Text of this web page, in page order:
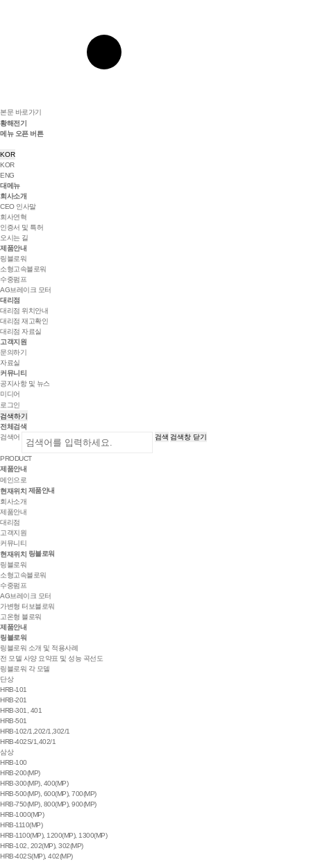
본문 바로가기
황해전기
메뉴 오픈 버튼
KOR
KOR
ENG
대메뉴
회사소개
CEO 인사말
회사연혁
인증서 및 특허
오시는 길
제품안내
링블로워
소형고속블로워
수중펌프
AG브레이크 모터
대리점
대리점 위치안내
대리점 재고확인
대리점 자료실
고객지원
문의하기
자료실
커뮤니티
공지사항 및 뉴스
미디어
로그인
검색하기
전체검색
검색어
검색 검색창 닫기
PRODUCT
제품안내
메인으로
현재위치 제품안내
회사소개
제품안내
대리점
고객지원
커뮤니티
현재위치 링블로워
링블로워
소형고속블로워
수중펌프
AG브레이크 모터
가변형 터보블로워
고온형 블로워
제품안내
링블로워
링블로워 소개 및 적용사례
전 모델 사양 요약표 및 성능 곡선도
링블로워 각 모델
단상
HRB-101
HRB-201
HRB-301, 401
HRB-501
HRB-102/1,202/1,302/1
HRB-402S/1,402/1
삼상
HRB-100
HRB-200(MP)
HRB-300(MP), 400(MP)
HRB-500(MP), 600(MP), 700(MP)
HRB-750(MP), 800(MP), 900(MP)
HRB-1000(MP)
HRB-1110(MP)
HRB-1100(MP), 1200(MP), 1300(MP)
HRB-102, 202(MP), 302(MP)
HRB-402S(MP), 402(MP)